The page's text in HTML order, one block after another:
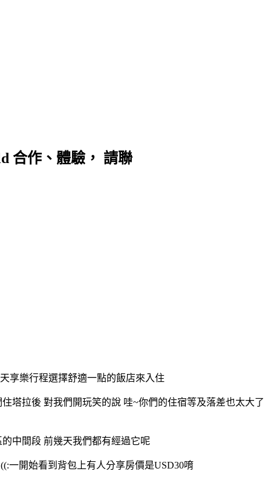
合作、體驗， 請聯
享樂行程選擇舒適一點的飯店來入住
塔拉後 對我們開玩笑的說 哇~你們的住宿等及落差也太大了
中間段 前幾天我們都有經過它呢
一開始看到背包上有人分享房價是USD30唷